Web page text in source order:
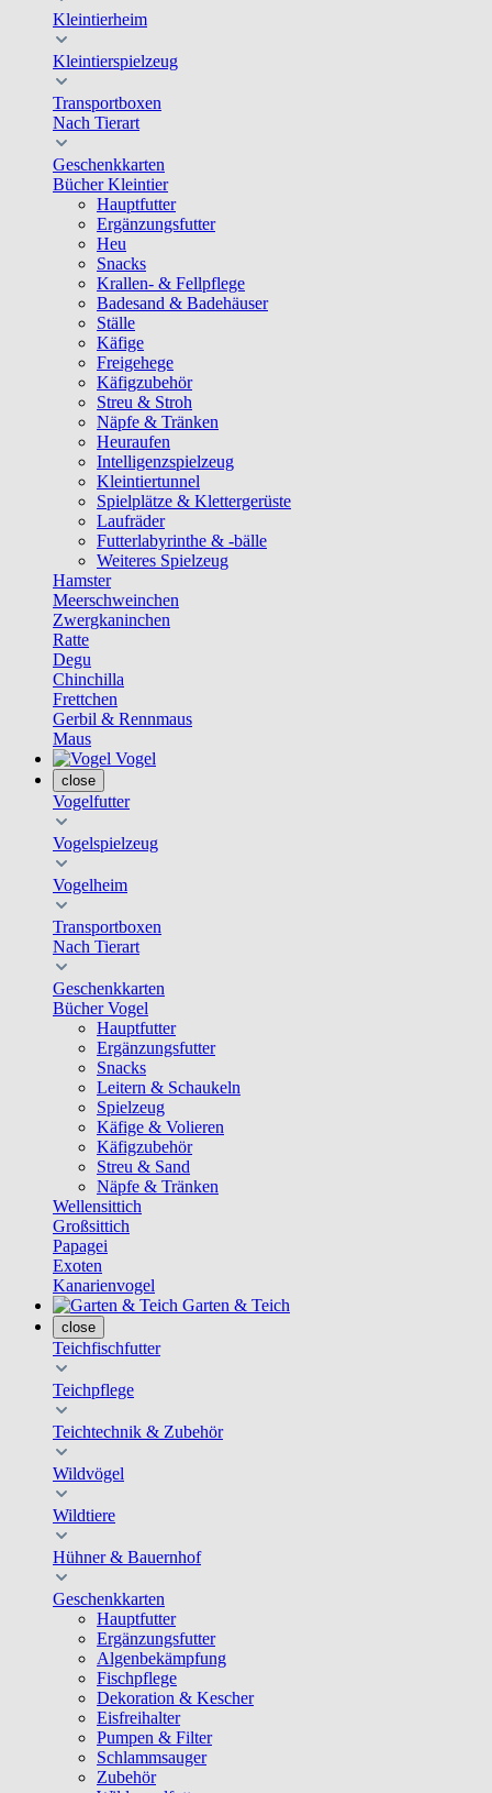
Kleintierheim
Kleintierspielzeug
Transportboxen
Nach Tierart
Geschenkkarten
Bücher Kleintier
Hauptfutter
Ergänzungsfutter
Heu
Snacks
Krallen- & Fellpflege
Badesand & Badehäuser
Ställe
Käfige
Freigehege
Käfigzubehör
Streu & Stroh
Näpfe & Tränken
Heuraufen
Intelligenzspielzeug
Kleintiertunnel
Spielplätze & Klettergerüste
Laufräder
Futterlabyrinthe & -bälle
Weiteres Spielzeug
Hamster
Meerschweinchen
Zwergkaninchen
Ratte
Degu
Chinchilla
Frettchen
Gerbil & Rennmaus
Maus
Vogel
close
Vogelfutter
Vogelspielzeug
Vogelheim
Transportboxen
Nach Tierart
Geschenkkarten
Bücher Vogel
Hauptfutter
Ergänzungsfutter
Snacks
Leitern & Schaukeln
Spielzeug
Käfige & Volieren
Käfigzubehör
Streu & Sand
Näpfe & Tränken
Wellensittich
Großsittich
Papagei
Exoten
Kanarienvogel
Garten & Teich
close
Teichfischfutter
Teichpflege
Teichtechnik & Zubehör
Wildvögel
Wildtiere
Hühner & Bauernhof
Geschenkkarten
Hauptfutter
Ergänzungsfutter
Algenbekämpfung
Fischpflege
Dekoration & Kescher
Eisfreihalter
Pumpen & Filter
Schlammsauger
Zubehör